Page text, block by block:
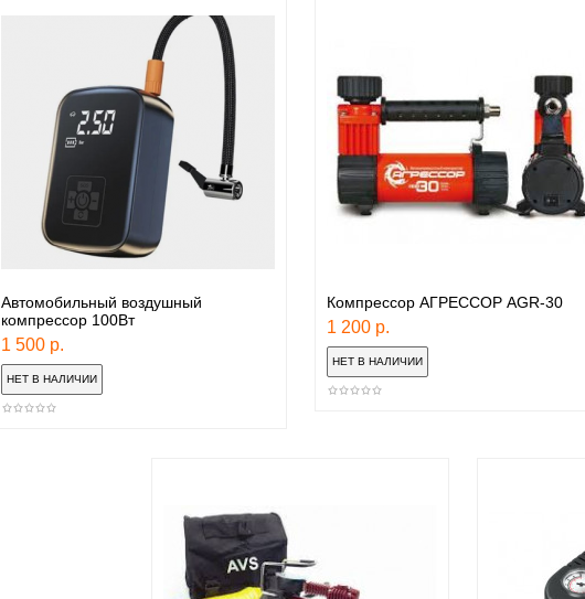
Автомобильный воздушный
компрессор 100Вт
1 500 р.
Компрессор АГРЕССОР AGR-30
1 200 р.